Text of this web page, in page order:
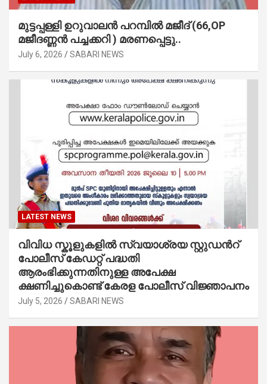
മുട്ടപ്പള്ളി ഉറുവാലൻ പറമ്പിൽ മജീദ് (66,OP
മജീദണ്ണൻ പച്ചക്കറി ) മരണപ്പെട്ടു..
July 6, 2026 SABARI NEWS
LATEST NEWS
വിവിധ സ്കൂളുകളില്‍ സ്വയാശ്രയ സ്റ്റുഡന്‍റ്
പോലീസ് കേഡറ്റ് പദ്ധതി
ആരംഭിക്കുന്നതിനുള്ള അപേക്ഷ
ക്ഷണിച്ചുകൊണ്ട് കേരള പോലീസ് വിജ്ഞാപനം
July 5, 2026 SABARI NEWS